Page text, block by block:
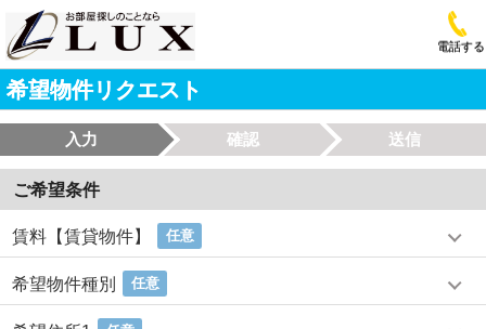
電話する
希望物件リクエスト
入力 確認 送信
ご希望条件
賃料【賃貸物件】 任意
希望物件種別 任意